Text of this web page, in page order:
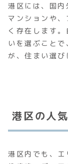
港区には、国
マンションや
く存在します
いを選ぶこと
が、住まい選び
港区の人
港区内でも、